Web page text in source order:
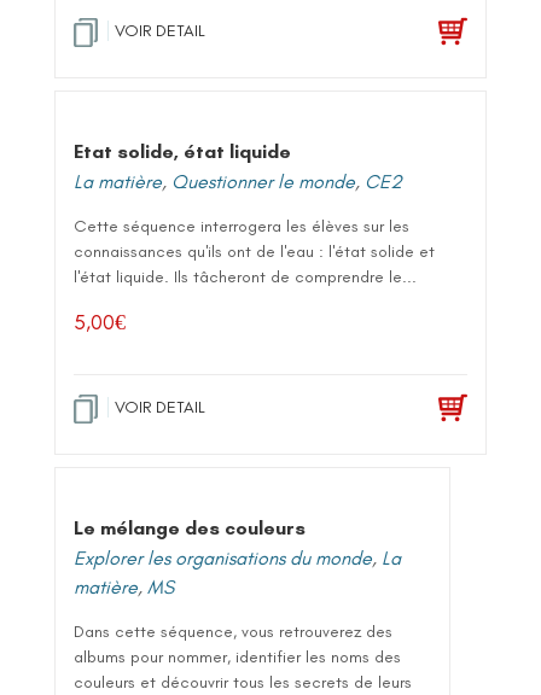
VOIR DETAIL
Etat solide, état liquide
La matière, Questionner le monde, CE2
Cette séquence interrogera les élèves sur les
connaissances qu'ils ont de l'eau : l'état solide et
l'état liquide. Ils tâcheront de comprendre le...
5,00€
VOIR DETAIL
Le mélange des couleurs
Explorer les organisations du monde, La
matière, MS
Dans cette séquence, vous retrouverez des
albums pour nommer, identifier les noms des
couleurs et découvrir tous les secrets de leurs